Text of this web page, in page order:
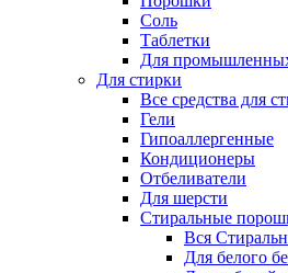
Соль
Таблетки
Для
Для стирки
Все средства для
Гели
Гипоаллергенные
Кондиционеры
Отбеливатели
Для шерсти
Стиральные
Вся
Для белого